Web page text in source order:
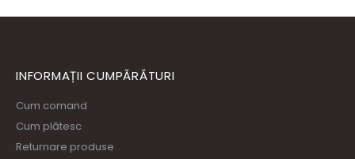
INFORMAȚII CUMPĂRĂTURI
Cum comand
Cum plătesc
Returnare produse